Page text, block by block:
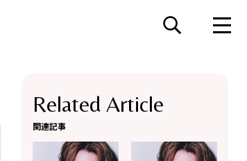
Related Article
関連記事